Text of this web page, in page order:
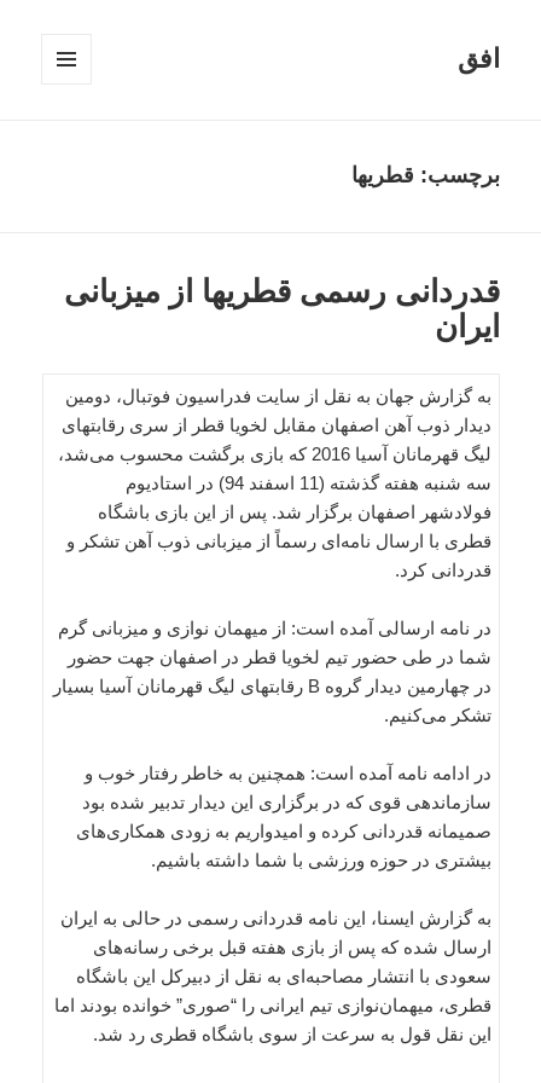
افق
برچسب: قطریها
قدردانی رسمی قطریها از میزبانی
ایران
به گزارش جهان به نقل از سایت فدراسیون فوتبال، دومین
دیدار ذوب آهن اصفهان مقابل لخویا قطر از سری رقابتهای
لیگ قهرمانان آسیا 2016 که بازی برگشت محسوب می‌شد،
سه شنبه هفته گذشته (11 اسفند 94) در استادیوم
فولادشهر اصفهان برگزار شد. پس از این بازی باشگاه
قطری با ارسال نامه‌ای رسماً از میزبانی ذوب آهن تشکر و
قدردانی کرد.
در نامه ارسالی آمده است: از میهمان نوازی و میزبانی گرم
شما در طی حضور تیم لخویا قطر در اصفهان جهت حضور
در چهارمین دیدار گروه B رقابتهای لیگ قهرمانان آسیا بسیار
تشکر می‌کنیم.
در ادامه نامه آمده است: همچنین به خاطر رفتار خوب و
سازماندهی قوی که در برگزاری این دیدار تدبیر شده بود
صمیمانه قدردانی کرده و امیدواریم به زودی همکاری‌های
بیشتری در حوزه ورزشی با شما داشته باشیم.
به گزارش ایسنا، این نامه قدردانی رسمی در حالی به ایران
ارسال شده که پس از بازی هفته قبل برخی رسانه‌های
سعودی با انتشار مصاحبه‌ای به نقل از دبیرکل این باشگاه
قطری، میهمان‌نوازی تیم ایرانی را “صوری” خوانده بودند اما
این نقل قول به سرعت از سوی باشگاه قطری رد شد.